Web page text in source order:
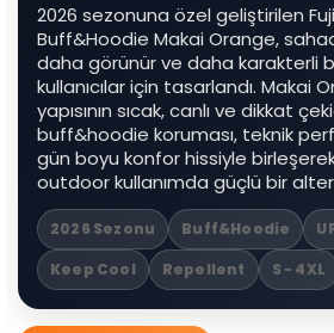
2026 sezonuna özel geliştirilen
Buff&Hoodie Makai Orange,
daha görünür ve daha karakterli
kullanıcılar için tasarlandı. Makai
yapısının sıcak, canlı ve dikkat
buff&hoodie koruması, teknik
gün boyu konfor hissiyle birleşerek
outdoor kullanımda güçlü bir
2026 Sezonu Buff&Hoodie
Keep Cool
Repellent S - 4XL